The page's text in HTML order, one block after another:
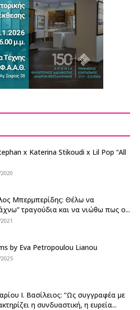
x Katerina Stikoudi x Lil Pop “All
Μπερμπερίδης: Θέλω να
τραγούδια και να νιώθω πως ο...
by Eva Petropoulou Lianou
Ι. Βασίλειος: “Ως συγγραφέα με
η συνδυαστική, η ευρεία...